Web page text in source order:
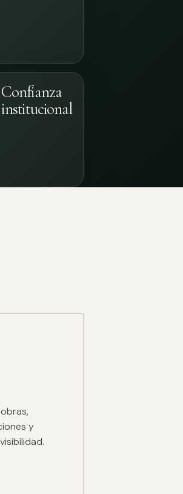
Confianza
institucional
y